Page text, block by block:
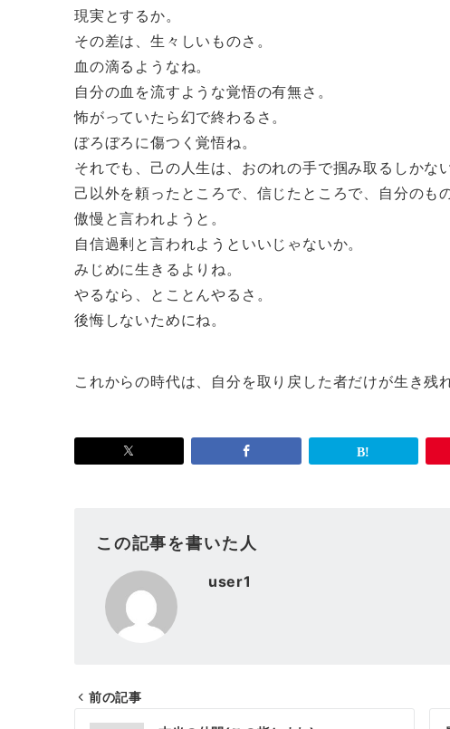
現実とするか。
その差は、生々しいものさ。
血の滴るようなね。
自分の血を流すような覚悟の有無さ。
怖がっていたら幻で終わるさ。
ぼろぼろに傷つく覚悟ね。
それでも、己の人生は、おのれの手で掴み取るしかない
己以外を頼ったところで、信じたところで、自分のも
傲慢と言われようと。
自信過剰と言われようといいじゃないか。
みじめに生きるよりね。
やるなら、とことんやるさ。
後悔しないためにね。
これからの時代は、自分を取り戻した者だけが生き残
この記事を書いた人
user1
投
前の記事